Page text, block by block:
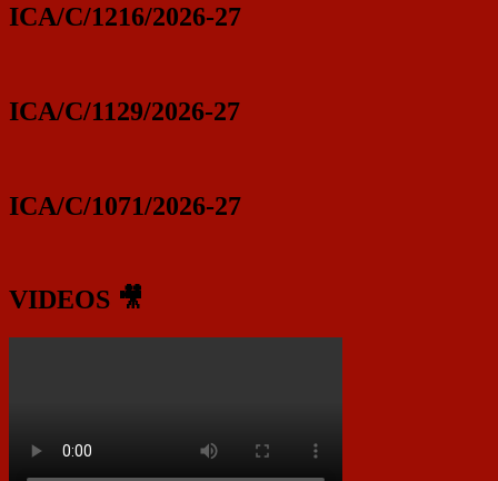
ICA/C/1216/2026-27
ICA/C/1129/2026-27
ICA/C/1071/2026-27
VIDEOS 🎥